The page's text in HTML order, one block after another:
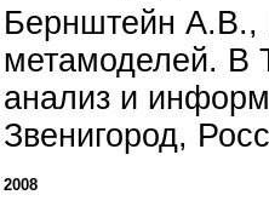
Бернштейн А.В.,
метамоделей. В
анализ и
Звенигород,
2008